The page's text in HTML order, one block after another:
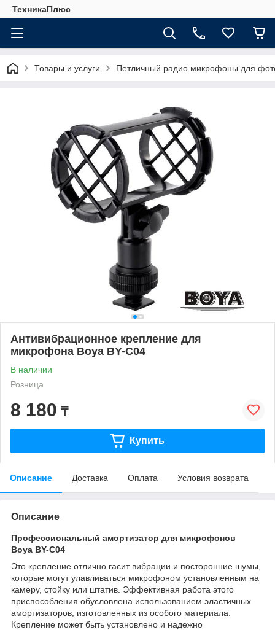
ТехникаПлюс
Товары и услуги Петличный радио микрофоны для
Антивибрационное крепление для
микрофона Boya BY-C04
В наличии
Розница
8 180 ₸
Купить
Описание Доставка Оплата Условия возврата
Описание
Профессиональный амортизатор для микрофонов
Boya BY-C04
Это крепление отлично гасит вибрации и посторонние шумы,
которые могут улавливаться микрофоном установленным на
камеру, стойку или штатив. Эффективная работа этого
приспособления обусловлена использованием эластичных
амортизаторов, изготовленных из особого материала.
Крепление может быть установлено и надежно